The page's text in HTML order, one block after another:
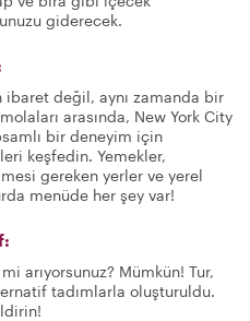
giderecek.
ibaret değil, aynı zamanda bir
arasında, New York City
bir deneyim için
keşfedin. Yemekler,
gereken yerler ve yerel
menüde her şey var!
arıyorsunuz? Mümkün! Tur,
tadımlarla oluşturuldu.